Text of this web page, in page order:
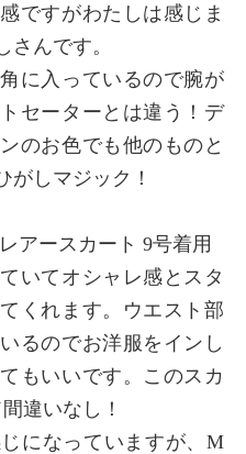
ですがわたしは感じま
んです。
に入っているので腕が
セーターとは違う！デ
のお色でも他のものと
がしマジック！
アースカート 9号着用
いてオシャレ感とスタ
くれます。ウエスト部
るのでお洋服をインし
もいいです。このスカ
違いなし！
になっていますが、M